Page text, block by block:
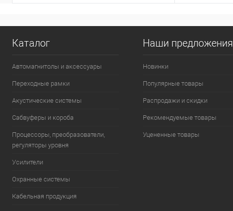
Каталог
Автомагнитолы и аксессуары
Переходные рамки
Акустические системы
Сабвуферы и короба
Процессоры, преобразователи,
регуляторы уровня
Усилители
Охранные системы
Кабельная продукция
Наши предложения
Новинки
Популярные товары
Распродажи и скидки
Рекомендуемые товары
Уцененные товары